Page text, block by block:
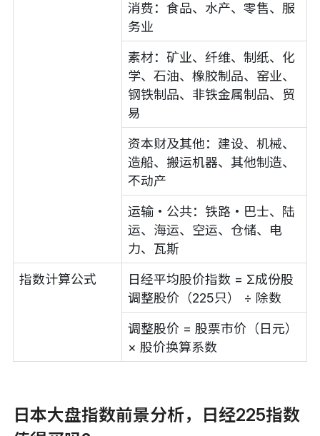
消费：食品、水产、零售、服
务业
素材：矿业、纤维、制纸、化
学、石油、橡胶制品、窑业、
钢铁制品、非铁金属制品、贸
易
资本财及其他：建设、机械、
造船、搬运机器、其他制造、
不动产
运输・公共：铁路・巴士、陆
运、海运、空运、仓储、电
力、瓦斯
指数计算公式
日经平均股价指数 = Σ成份股
调整股价（225只） ÷ 除数
调整股价 = 股票市价（日元）
× 股价换算系数
日本大盘指数前景分析，日经225指数